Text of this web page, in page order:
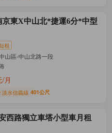
京東X中山北*捷運6分*中型
租
山區-中山北路一段
/月
淡水信義線 401公尺
西路獨立車塔小型車月租